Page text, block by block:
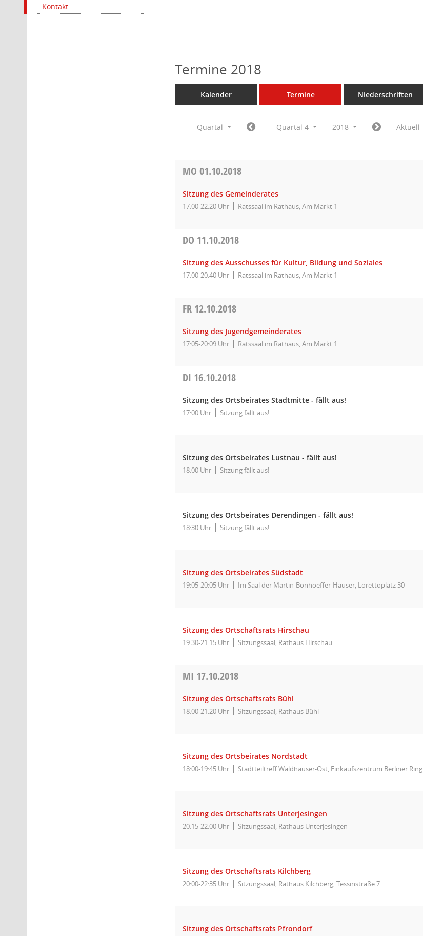
Kontakt
Termine 2018
Kalender Termine Niederschriften
Quartal Quartal 4 2018 Aktuell
MO01.10.2018
Sitzung des Gemeinderates
17:00-22:20 Uhr Ratssaal im Rathaus, Am Markt 1
DO 11.10.2018
Sitzung des Ausschusses für Kultur, Bildung und Soziales
17:00-20:40 Uhr Ratssaal im Rathaus, Am Markt 1
FR 12.10.2018
Sitzung des Jugendgemeinderates
17:05-20:09 Uhr Ratssaal im Rathaus, Am Markt 1
DI 16.10.2018
Sitzung des Ortsbeirates Stadtmitte - fällt aus!
17:00 Uhr Sitzung fällt aus!
Sitzung des Ortsbeirates Lustnau - fällt aus!
18:00 Uhr Sitzung fällt aus!
Sitzung des Ortsbeirates Derendingen - fällt aus!
18:30 Uhr Sitzung fällt aus!
Sitzung des Ortsbeirates Südstadt
19:05-20:05 Uhr Im Saal der Martin-Bonhoeffer-Häuser, Lorettoplatz 30
Sitzung des Ortschaftsrats Hirschau
19:30-21:15 Uhr Sitzungssaal, Rathaus Hirschau
MI 17.10.2018
Sitzung des Ortschaftsrats Bühl
18:00-21:20 Uhr Sitzungssaal, Rathaus Bühl
Sitzung des Ortsbeirates Nordstadt
18:00-19:45 Uhr Stadtteiltreff Waldhäuser-Ost, Einkaufszentrum Berliner Ring
Sitzung des Ortschaftsrats Unterjesingen
20:15-22:00 Uhr Sitzungssaal, Rathaus Unterjesingen
Sitzung des Ortschaftsrats Kilchberg
20:00-22:35 Uhr Sitzungssaal, Rathaus Kilchberg, Tessinstraße 7
Sitzung des Ortschaftsrats Pfrondorf